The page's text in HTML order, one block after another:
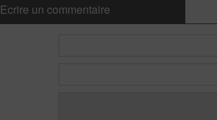
Ecrire un commentaire